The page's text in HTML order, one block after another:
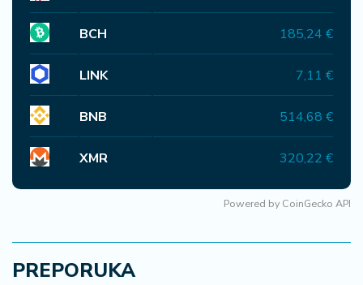
BCH 185,24 €
LINK 7,11 €
BNB 514,68 €
XMR 320,22 €
Powered by CoinGecko API
PREPORUKA